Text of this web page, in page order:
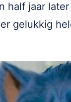
half jaar
gelukkig